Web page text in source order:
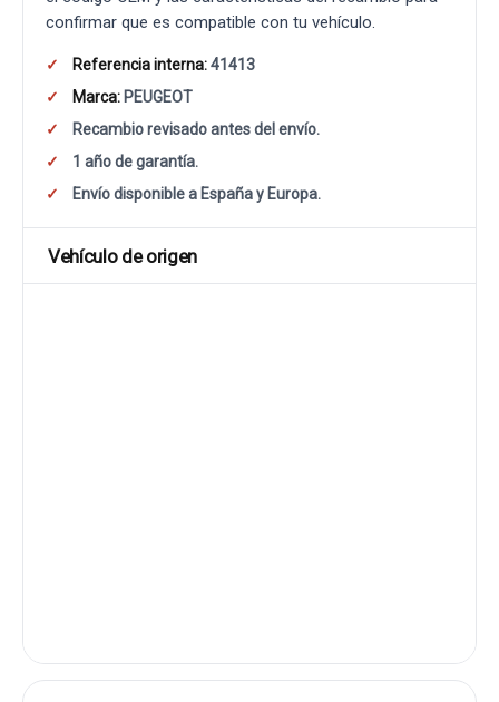
confirmar que es compatible con tu vehículo.
Referencia interna:41413
Marca: PEUGEOT
Recambio revisado antes del envío.
1 año de garantía.
Envío disponible a España y Europa.
Vehículo de origen